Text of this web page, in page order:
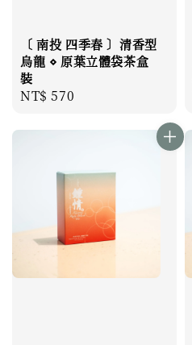
〔 南投 四季春 〕清香型
烏龍 ⋄ 原葉立體袋茶盒
裝
Regular
NT$ 570